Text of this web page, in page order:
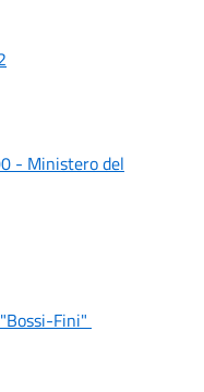
- Ministero del
Fini"